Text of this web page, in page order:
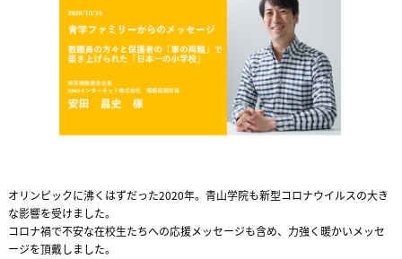
オリンピックに沸くはずだった2020年。青山学院も新型コロナウイルスの大き
な影響を受けました。
コロナ禍で不安な在校生たちへの応援メッセージも含め、力強く暖かいメッセ
ージを頂戴しました。